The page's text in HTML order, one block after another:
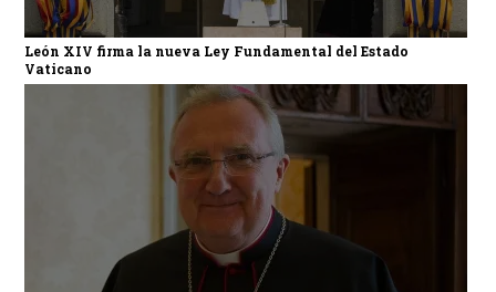
León XIV firma la nueva Ley Fundamental del Estado
Vaticano